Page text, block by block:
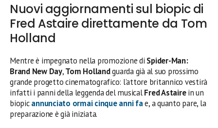
Nuovi aggiornamenti sul biopic di
Fred Astaire direttamente da Tom
Holland
Mentre è impegnato nella promozione di Spider-Man:
Brand New Day,Tom Hollandguarda già al suo prossimo
grande progetto cinematografico: l’attore britannico vestirà
infatti i panni della leggenda del musicalFred Astairein un
biopicannunciato ormai cinque anni fae, a quanto pare, la
preparazione è già iniziata.